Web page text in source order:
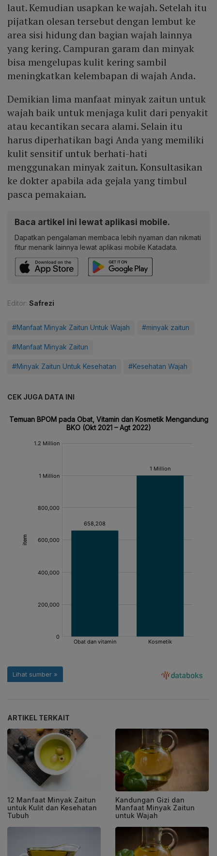
laut. Kemudian usapkan ke wajah. Setelah itu
pijatkan olesan tersebut dengan lembut ke
area sisi hidung dan bagian wajah lainnya
yang kering. Campuran garam dan minyak
bisa mengelupas kulit kering sambil
meningkatkan kelembapan di wajah Anda.
Demikian lima manfaat minyak zaitun untuk
wajah baik untuk menjaga kulit dari penyakit
atau kecantikan secara alami. Selain itu
harus diperhatikan bagi Anda yang memiliki
kulit sensitif untuk berhati-hati
menggunakan minyak zaitun. Konsultasikan
ke dokter apabila ada gejala yang timbul
pasca pemakaian.
Baca artikel ini lewat aplikasi mobile.
Dapatkan pengalaman membaca lebih nyaman dan nikmati
fitur menarik lainnya lewat aplikasi mobile Katadata.
Editor: Safrezi
#Manfaat Minyak Zaitun Untuk Wajah #minyak zaitun
#Manfaat Minyak Zaitun
#Minyak Zaitun Untuk Kesehatan #Kesehatan Wajah
CEK JUGA DATA INI
ARTIKEL TERKAIT
12 Manfaat Minyak Zaitun
untuk Kulit dan Kesehatan
Tubuh
Kandungan Gizi dan
Manfaat Minyak Zaitun
untuk Wajah